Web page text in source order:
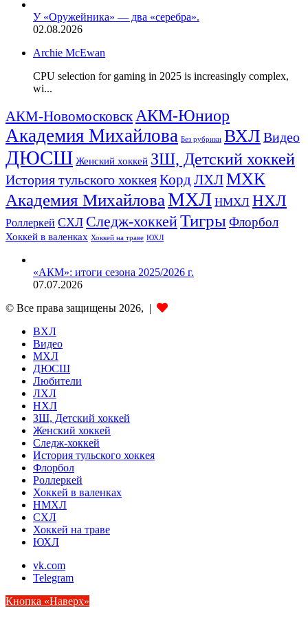
У «Оружейника» — два «серебра».
02.08.2026
Archie McEwan
CPU selection for gaming in 2025 is increasingly complex,
wi...
АКМ-Новомосковск АКМ-Юниор
Академия Михайлова Без рубрики ВХЛ Видео
ДЮСШ Женский хоккей ЗШ, Детский хоккей
История тульского хоккеяКорд ЛХЛМХК
Академия МихайловаМХЛ НМХЛ НХЛ
Роллеркей СХЛ Следж-хоккейТигрыФлорбол
Хоккей в валенках Хоккей на траве ЮХЛ
«АКМ»: итоги сезона 2025/2026 г.
07.07.2026
© Все права защищены 2026, |
ВХЛ
Видео
МХЛ
ДЮСШ
Любители
ЛХЛ
НХЛ
ЗШ, Детский хоккей
Женский хоккей
Следж-хоккей
История тульского хоккея
Флорбол
Роллеркей
Хоккей в валенках
НМХЛ
СХЛ
Хоккей на траве
ЮХЛ
vk.com
Telegram
Кнопка «Наверх»